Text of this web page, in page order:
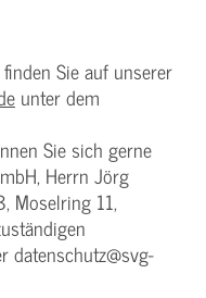
Sie auf unserer
unter dem
Sie sich gerne
Herrn Jörg
Moselring 11,
datenschutz@svg-